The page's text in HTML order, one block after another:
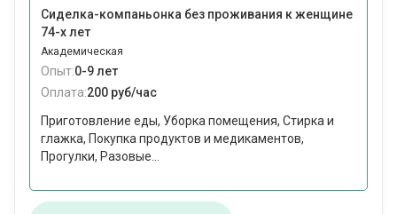
Сиделка-компаньонка без проживания к женщине
74-х лет
Академическая
Опыт:0-9 лет
Оплата:200 руб/час
Приготовление еды, Уборка помещения, Стирка и
глажка, Покупка продуктов и медикаментов,
Прогулки, Разовые...